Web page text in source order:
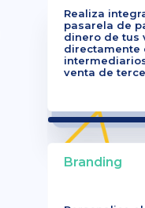
Realiza
pasarela de
dinero de tus
directamente
venta de
Branding